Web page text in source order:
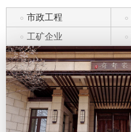
市政工程
工矿企业